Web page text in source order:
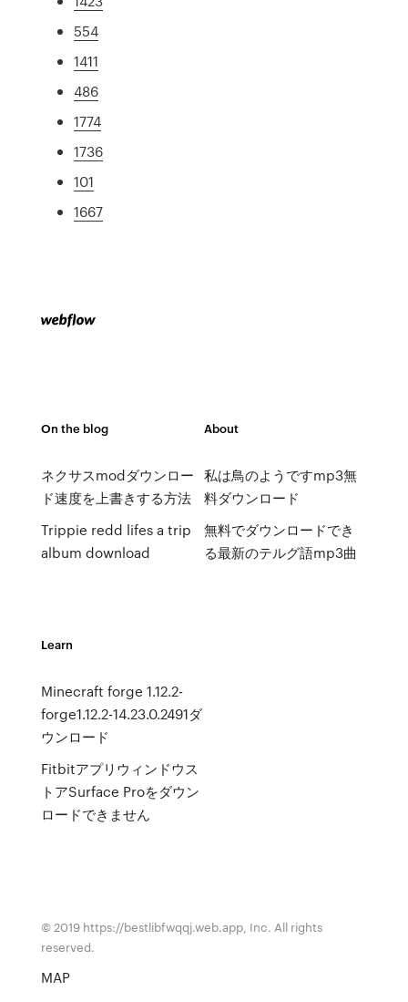
554
1411
486
1774
1736
101
1667
On the blog
ネクサスmodダウンロー
ド速度を上書きする方法
Trippie redd lifes a trip
album download
About
私は鳥のようですmp3無
料ダウンロード
無料でダウンロードでき
る最新のテルグ語mp3曲
Learn
Minecraft forge 1.12.2-
forge1.12.2-14.23.0.2491ダ
ウンロード
Fitbitアプリウィンドウス
トアSurface Proをダウン
ロードできません
© 2019 https://bestlibfwqqj.web.app, Inc. All rights
reserved.
MAP